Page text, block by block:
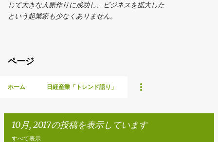
じて大きな人脈作りに成功し、ビジネスを拡大した
という起業家も少なくありません。
ページ
ホーム 日経産業「トレンド語り」
10月, 2017の投稿を表示しています
すべて表示